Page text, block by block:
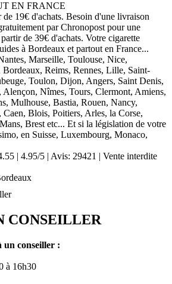
EN FRANCE
19€ d'achats. Besoin d'une livraison
par Chronopost pour une
de 39€ d'achats. Votre cigarette
à Bordeaux et partout en France...
Marseille, Toulouse, Nice,
Reims, Rennes, Lille, Saint-
Toulon, Dijon, Angers, Saint Denis,
Nîmes, Tours, Clermont, Amiens,
Mulhouse, Bastia, Rouen, Nancy,
Blois, Poitiers, Arles, la Corse,
Brest etc... Et si la législation de votre
en Suisse, Luxembourg, Monaco,
| 4.95/5 | Avis: 29421 | Vente interdite
CONSEILLER
conseiller :
à 16h30